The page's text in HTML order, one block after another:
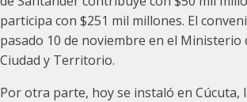
participa con $251 mil millones. El
pasado 10 de noviembre en el Ministerio
Ciudad y Territorio.
Por otra parte, hoy se instaló en